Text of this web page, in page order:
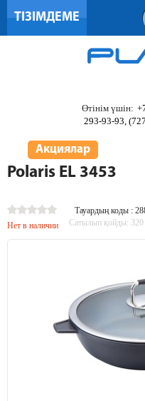
ТІЗІМДЕМЕ
Өтінім үшін:
293-93-93,
Акциялар
Polaris EL 3453
Тауардың коды :
Нет в наличии
Сатылып қойды: 320